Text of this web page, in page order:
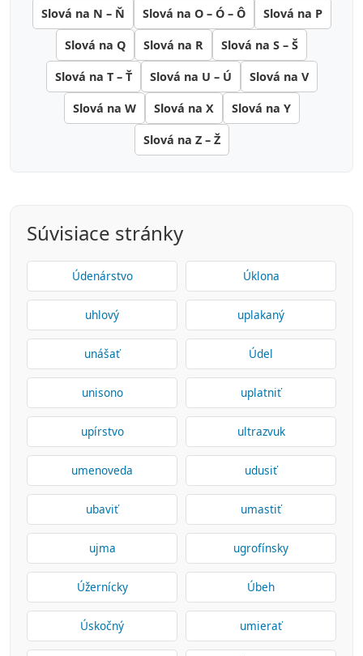
Slová na N – Ň Slová na O – Ó – Ô Slová na P
Slová na Q Slová na R Slová na S – Š
Slová na T – Ť Slová na U – Ú Slová na V
Slová na W Slová na X Slová na Y
Slová na Z – Ž
Súvisiace stránky
Údenárstvo Úklona
uhlový uplakaný
unášať Údel
unisono uplatniť
upírstvo ultrazvuk
umenoveda udusiť
ubaviť umastiť
ujma ugrofínsky
Úžernícky Úbeh
Úskočný umierať